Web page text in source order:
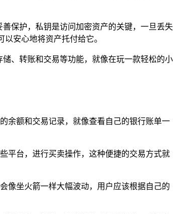
保护，私钥是访问加密资产的关键，一旦丢失
安心地将资产托付给它。
、转账和交易等功能，就像在玩一款轻松的小
余额和交易记录，就像查看自己的银行账单一
平台，进行买卖操作，这种便捷的交易方式就
像坐火箭一样大幅波动，用户应该根据自己的